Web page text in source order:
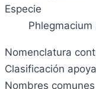
Especie
Nomenclatura
Clasificación
Nombres comunes